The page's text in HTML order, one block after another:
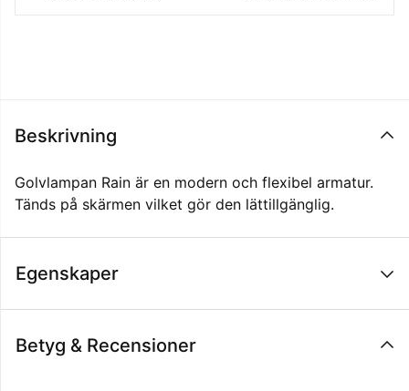
Beskrivning
Golvlampan Rain är en modern och flexibel armatur.
Tänds på skärmen vilket gör den lättillgänglig.
Egenskaper
Betyg & Recensioner